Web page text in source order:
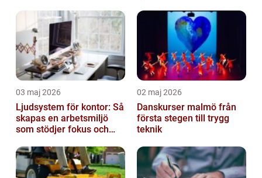
03 maj 2026
Ljudsystem för kontor: Så
skapas en arbetsmiljö
som stödjer fokus och
02 maj 2026
Danskurser malmö från
första stegen till trygg
teknik